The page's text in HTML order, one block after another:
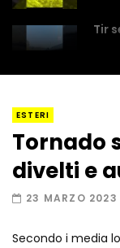
Tir
ESTERI
Tornado
divelti e
23 MARZO 2023
Secondo i media